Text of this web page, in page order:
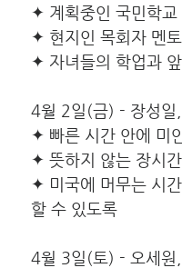
✦ 계획중인 국민학
✦ 현지인 목회자 멘
✦ 자녀들의 학업과
4월 2일(금) - 장성일
✦ 빠른 시간 안에 미
✦ 뜻하지 않는 장시
✦ 미국에 머무는 시
할 수 있도록
4월 3일(토) - 오세원